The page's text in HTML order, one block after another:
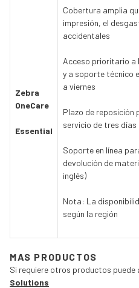
Zebra
OneCare
Essential
Cobertura amplia
impresión, el
accidentales
Acceso prioritario a
y a soporte técnico
a viernes
Plazo de reposición
servicio de tres
Soporte en línea
devolución de
inglés)
Nota: La
según la región
MAS PRODUCTOS
Si requiere otros productos puede
Solutions